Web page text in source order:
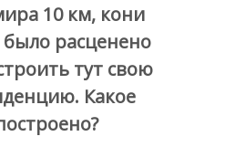
10 км, кони
было расценено
тут свою
Какое